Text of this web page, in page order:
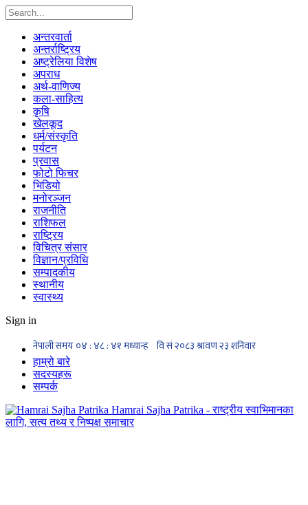
अन्तरवार्ता
अन्तर्राष्ट्रिय
अष्ट्रेलिया विशेष
अपराध
अर्थ-वाणिज्य
कला-साहित्य
कृषि
खेलकूद
धर्म/संस्कृति
पर्यटन
प्रवास
फोटो फिचर
भिडियो
मनोरञ्जन
राजनीति
राशिफल
राष्ट्रिय
विचित्र संसार
विज्ञान/प्रविधि
सम्पादकीय
स्थानीय
स्वास्थ्य
Sign in
हाम्रो बारे
सदस्यहरू
सम्पर्क
Hamrai Sajha Patrika - राष्ट्रीय स्वाभिमानका
लागि, सत्य तथ्य र निष्पक्ष समाचार